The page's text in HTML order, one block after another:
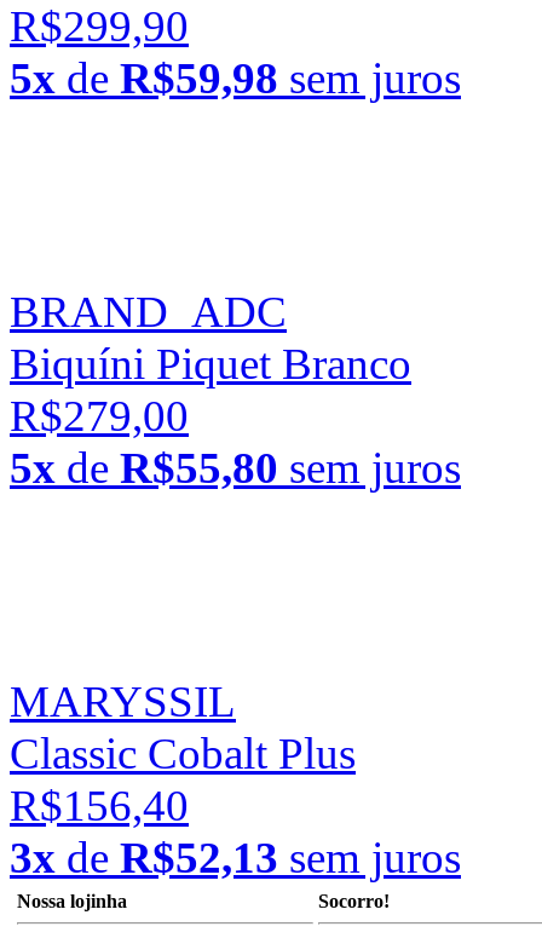
R$299,90
5x de R$59,98 sem juros
BRAND_ADC
Biquíni Piquet Branco
R$279,00
5x de R$55,80 sem juros
MARYSSIL
Classic Cobalt Plus
R$156,40
3x de R$52,13 sem juros
Nossa lojinha Socorro!